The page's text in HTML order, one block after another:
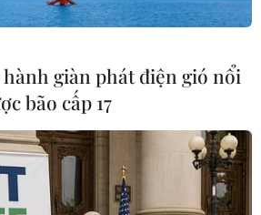
tìm con mất tích với nhiều
các cơ quan chức năng
trương phối hợp trao đổi
bạn để xác minh nhân thân
hội ngày 31/10, chia sẻ
nêu trên, nhà sử học Dương
Quốc hội tỉnh Đồng Nai)
giàn phát điện gió nổi
bão cấp 17